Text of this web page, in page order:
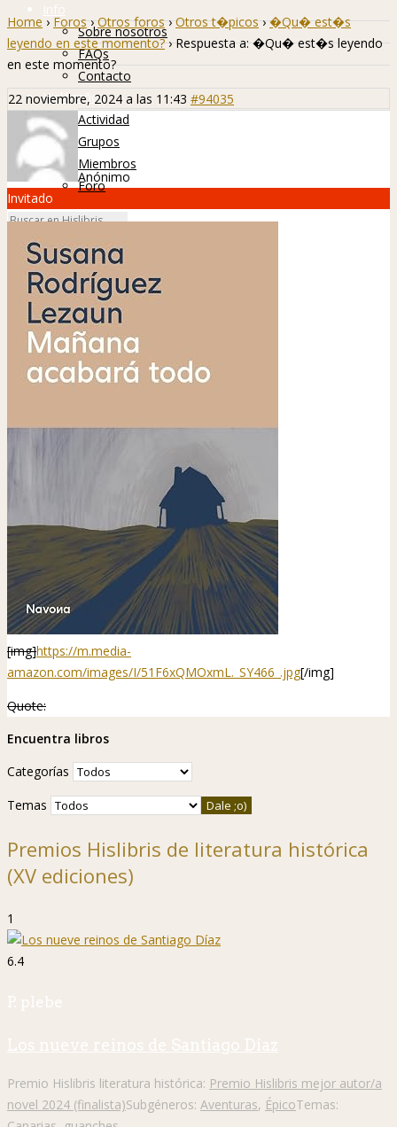
Info
Sobre nosotros
FAQs
Contacto
Hislibreños
Actividad
Grupos
Miembros
Foro
Home › Foros › Otros foros › Otros t�picos › �Qu� est�s
leyendo en este momento? › Respuesta a: �Qu� est�s leyendo
en este momento?
22 noviembre, 2024 a las 11:43 #94035
Anónimo
Invitado
[img]https://m.media-
amazon.com/images/I/51F6xQMOxmL._SY466_.jpg[/img]
Quote:
Encuentra libros
Categorías
Temas
Premios Hislibris de literatura histórica
(XV ediciones)
1
6.4
P. plebe
Los nueve reinos de Santiago Díaz
Premio Hislibris literatura histórica: Premio Hislibris mejor autor/a
novel 2024 (finalista)Subgéneros: Aventuras, ÉpicoTemas: